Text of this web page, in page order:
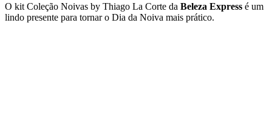
O kit Coleção Noivas by Thiago La Corte da Beleza Express é um
lindo presente para tornar o Dia da Noiva mais prático.